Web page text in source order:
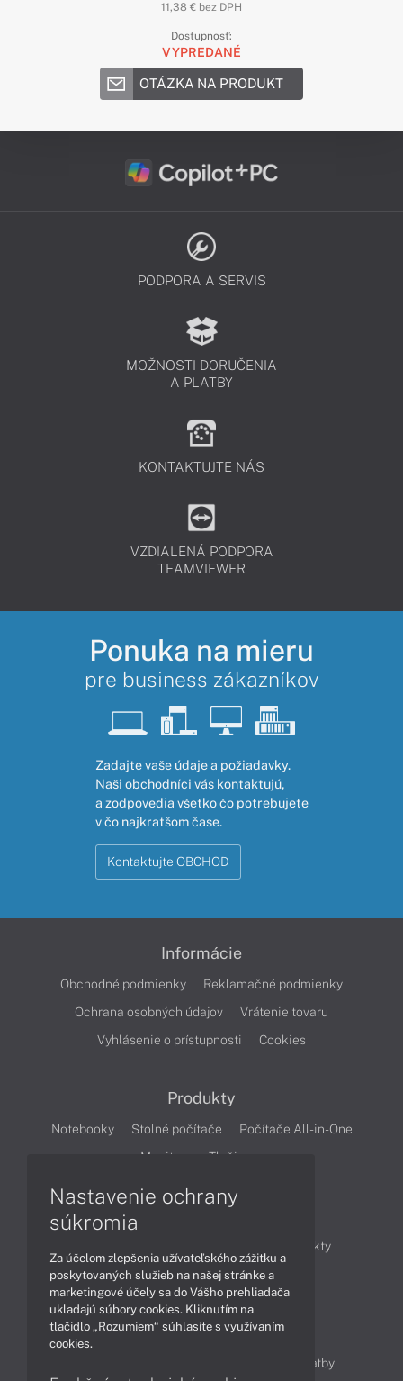
11,38 € bez DPH
Dostupnosť:
VYPREDANÉ
OTÁZKA NA PRODUKT
PODPORA A SERVIS
MOŽNOSTI DORUČENIA
A PLATBY
KONTAKTUJTE NÁS
VZDIALENÁ PODPORA
TEAMVIEWER
Ponuka na mieru
pre business zákazníkov
Zadajte vaše údaje a požiadavky.
Naši obchodníci vás kontaktujú,
a zodpovedia všetko čo potrebujete
v čo najkratšom čase.
Kontaktujte OBCHOD
Informácie
Obchodné podmienky
Reklamačné podmienky
Ochrana osobných údajov
Vrátenie tovaru
Vyhlásenie o prístupnosti
Cookies
Produkty
Notebooky Stolné počítače
Počítače All-in-One
Monitory
Tlačiarne
Produkty
Technológie
Videá
Obsah
Možnosti doručenia a platby
Nastavenie ochrany
súkromia
Za účelom zlepšenia užívateľského zážitku a
poskytovaných služieb na našej stránke a
marketingové účely sa do Vášho prehliadača
ukladajú súbory cookies. Kliknutím na
tlačidlo „Rozumiem“ súhlasíte s využívaním
cookies.